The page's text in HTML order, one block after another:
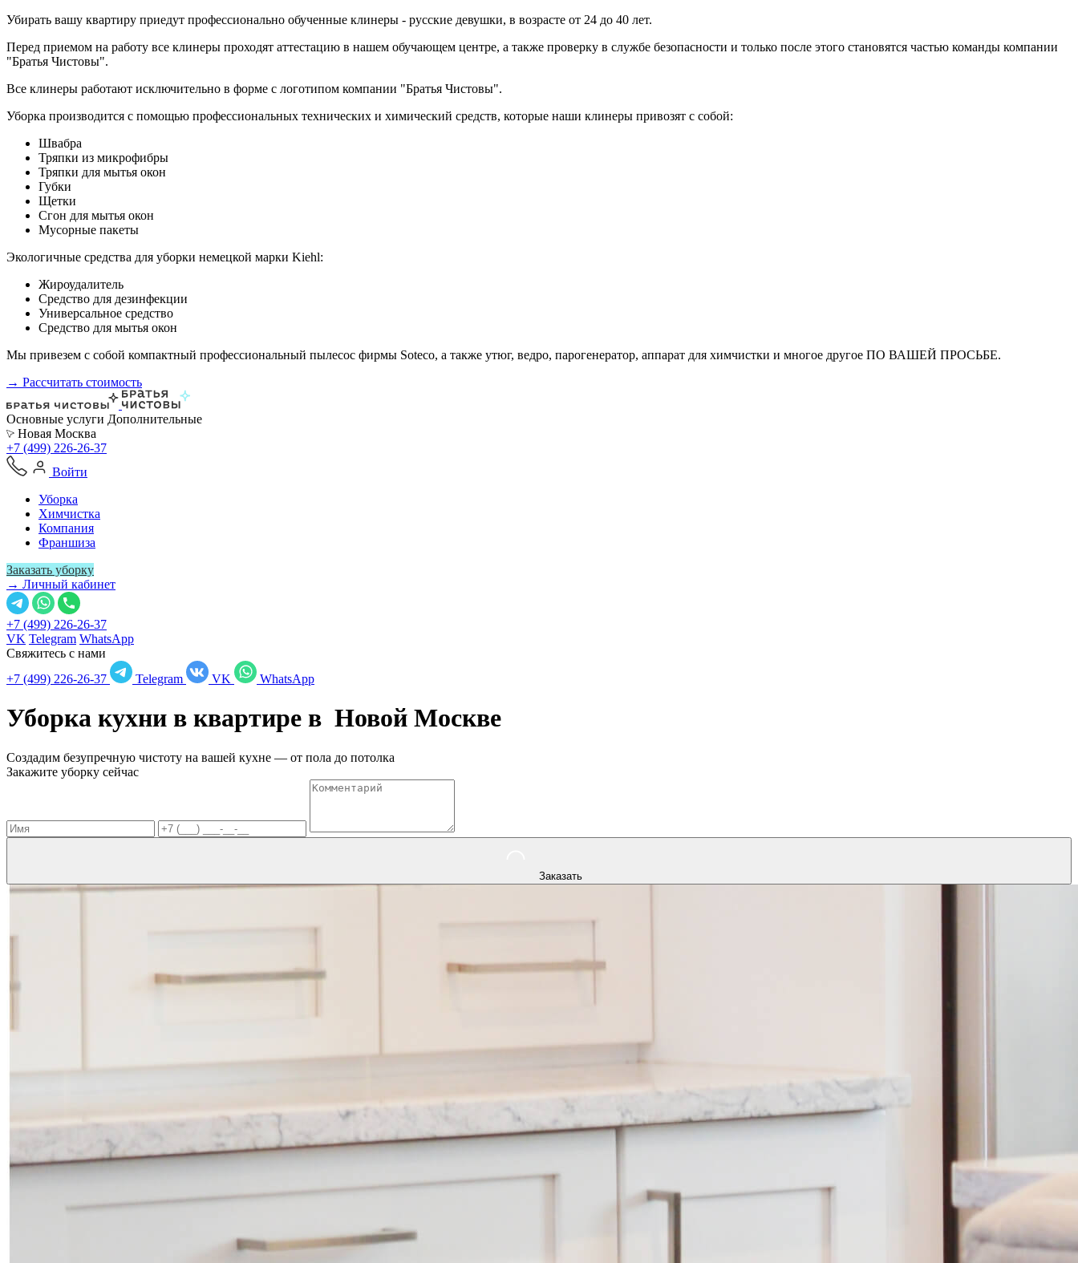
Убирать вашу квартиру приедут профессионально обученные клинеры - русские девушки, в возрасте от 24 до 40 лет.
Перед приемом на работу все клинеры проходят аттестацию в нашем обучающем центре, а также проверку в службе безопасности и только после этого становятся частью команды компании
"Братья Чистовы".
Все клинеры работают исключительно в форме с логотипом компании "Братья Чистовы".
Уборка производится с помощью профессиональных технических и химический средств, которые наши клинеры привозят с собой:
Швабра
Тряпки из микрофибры
Тряпки для мытья окон
Губки
Щетки
Сгон для мытья окон
Мусорные пакеты
Экологичные средства для уборки немецкой марки Kiehl:
Жироудалитель
Средство для дезинфекции
Универсальное средство
Средство для мытья окон
Мы привезем с собой компактный профессиональный пылесос фирмы Soteco, а также утюг, ведро, парогенератор, аппарат для химчистки и многое другое ПО ВАШЕЙ ПРОСЬБЕ.
→ Рассчитать стоимость
Основные услуги Дополнительные
Новая Москва
+7 (499) 226-26-37
Войти
Уборка
Химчистка
Компания
Франшиза
Заказать уборку
→ Личный кабинет
+7 (499) 226-26-37
VK Telegram WhatsApp
Свяжитесь с нами
+7 (499) 226-26-37
Telegram VK WhatsApp
Уборка кухни в квартире в Новой Москве
Создадим безупречную чистоту на вашей кухне — от пола до потолка
Закажите уборку сейчас
Заказать